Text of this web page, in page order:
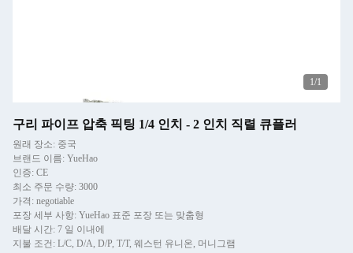
1/1
구리 파이프 압축 픽팅 1/4 인치 - 2 인치 직렬 큐플러
원래 장소: 중국
브랜드 이름: YueHao
인증: CE
최소 주문 수량: 3000
가격: negotiable
포장 세부 사항: YueHao 표준 포장 또는 맞춤형
배달 시간: 7 일 이내에
지불 조건: L/C, D/A, D/P, T/T, 웨스턴 유니온, 머니그램